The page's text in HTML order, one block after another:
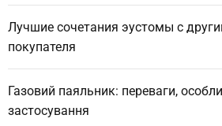
Лучшие сочетания эустомы с
покупателя
Газовий паяльник: переваги,
застосування